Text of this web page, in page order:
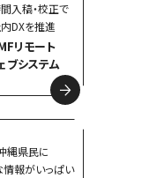
入稿・校正で
DXを推進
リモート
ブシステム
縄県民に
情報がいっぱい